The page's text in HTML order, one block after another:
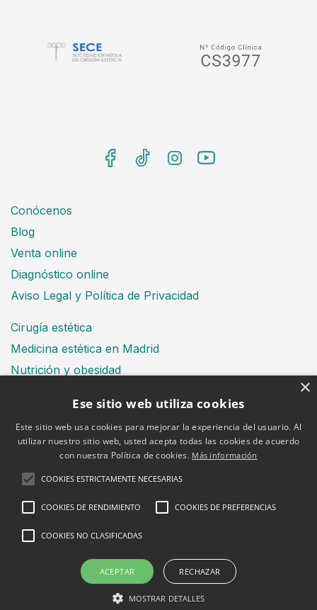
Conócenos
Blog
Venta online
Diagnóstico online
Aviso Legal y Política de Privacidad
Cirugía estética
Medicina estética en Madrid
Nutrición y obesidad
Financiación
Política de cookies
2026 © Clínica Bruselas
×
Ese sitio web utiliza cookies
Este sitio web usa cookies para mejorar la experiencia del usuario. Al
utilizar nuestro sitio web, usted acepta todas las cookies de acuerdo
con nuestra Política de cookies. Más información
COOKIES ESTRICTAMENTE NECESARIAS
COOKIES DE RENDIMIENTO COOKIES DE PREFERENCIAS
COOKIES NO CLASIFICADAS
ACEPTAR RECHAZAR
MOSTRAR DETALLES